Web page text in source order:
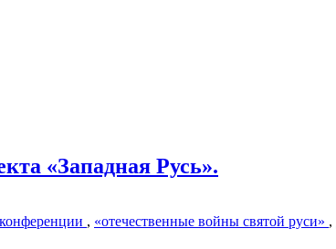
«Западная Русь».
конференции , «отечественные войны святой руси» ,